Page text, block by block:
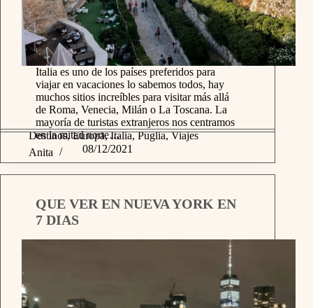
Destinos,Europa,Italia,Puglia,Viajes
Italia es uno de los países preferidos para
viajar en vacaciones lo sabemos todos, hay
muchos sitios increíbles para visitar más allá
de Roma, Venecia, Milán o La Toscana. La
mayoría de turistas extranjeros nos centramos
en la mitad norte…
Anita
08/12/2021
QUE VER EN NUEVA YORK EN
7 DIAS